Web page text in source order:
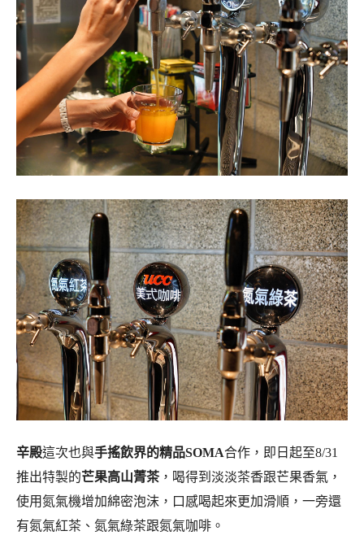
辛殿這次也與手搖飲界的精品SOMA合作，即日起至8/31
推出特製的芒果高山菁茶，喝得到淡淡茶香跟芒果香氣，
使用氮氣機增加綿密泡沫，口感喝起來更加滑順，一旁還
有氮氣紅茶、氮氣綠茶跟氮氣咖啡。